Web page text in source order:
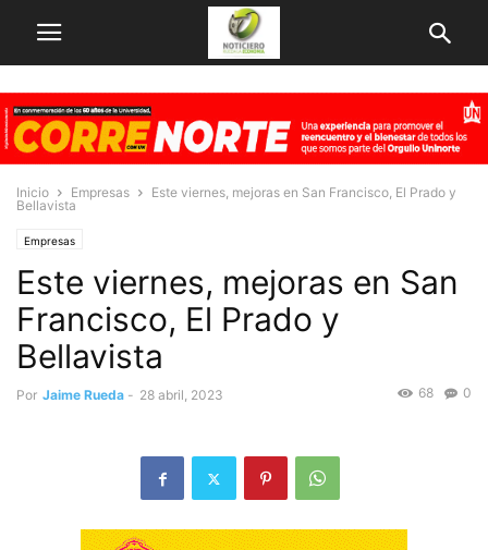
Inicio Empresas
Este viernes, mejoras en San Francisco, El Prado y
Bellavista
Empresas
Este viernes, mejoras en San
Francisco, El Prado y
Bellavista
Por Jaime Rueda - 28 abril, 2023 0
68